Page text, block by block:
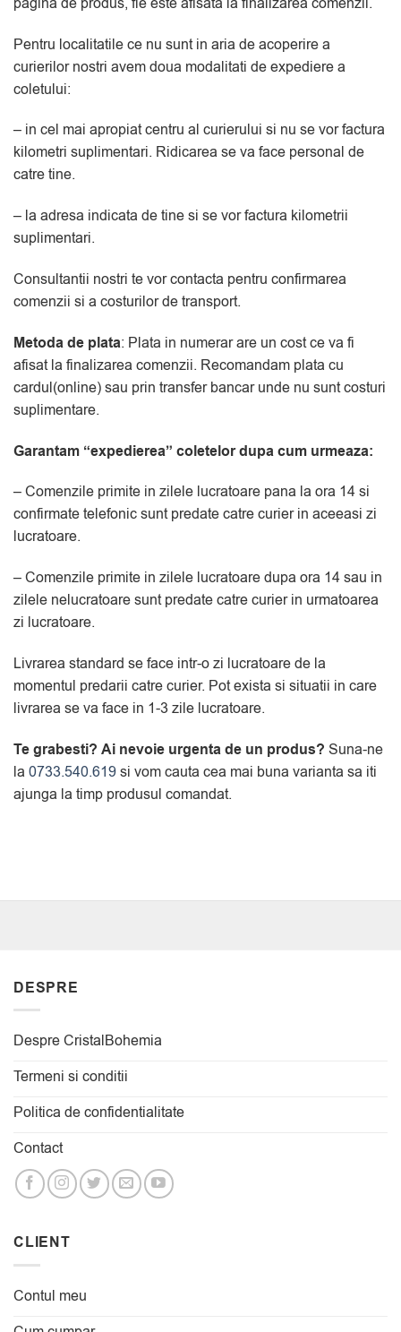
Pentru localitatile ce nu sunt in aria de acoperire a
curierilor nostri avem doua modalitati de expediere a
coletului:
– in cel mai apropiat centru al curierului si nu se vor factura
kilometri suplimentari. Ridicarea se va face personal de
catre tine.
– la adresa indicata de tine si se vor factura kilometrii
suplimentari.
Consultantii nostri te vor contacta pentru confirmarea
comenzii si a costurilor de transport.
Metoda de plata: Plata in numerar are un cost ce va fi
afisat la finalizarea comenzii. Recomandam plata cu
cardul(online) sau prin transfer bancar unde nu sunt costuri
suplimentare.
Garantam “expedierea” coletelor dupa cum urmeaza:
– Comenzile primite in zilele lucratoare pana la ora 14 si
confirmate telefonic sunt predate catre curier in aceeasi zi
lucratoare.
– Comenzile primite in zilele lucratoare dupa ora 14 sau in
zilele nelucratoare sunt predate catre curier in urmatoarea
zi lucratoare.
Livrarea standard se face intr-o zi lucratoare de la
momentul predarii catre curier. Pot exista si situatii in care
livrarea se va face in 1-3 zile lucratoare.
Te grabesti? Ai nevoie urgenta de un produs? Suna-ne
la 0733.540.619si vom cauta cea mai buna varianta sa iti
ajunga la timp produsul comandat.
DESPRE
Despre CristalBohemia
Termeni si conditii
Politica de confidentialitate
Contact
CLIENT
Contul meu